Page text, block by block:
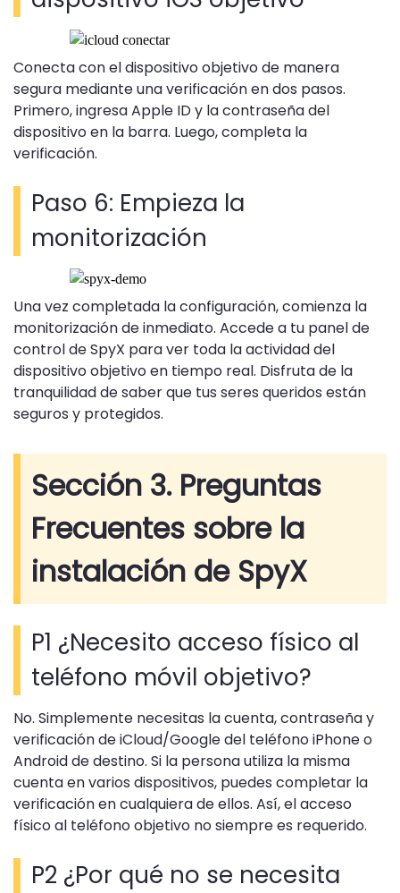
Conecta con el dispositivo objetivo de manera
segura mediante una verificación en dos pasos.
Primero, ingresa Apple ID y la contraseña del
dispositivo en la barra. Luego, completa la
verificación.
Paso 6: Empieza la
monitorización
Una vez completada la configuración, comienza la
monitorización de inmediato. Accede a tu panel de
control de SpyX para ver toda la actividad del
dispositivo objetivo en tiempo real. Disfruta de la
tranquilidad de saber que tus seres queridos están
seguros y protegidos.
Sección 3. Preguntas
Frecuentes sobre la
instalación de SpyX
P1 ¿Necesito acceso físico al
teléfono móvil objetivo?
No. Simplemente necesitas la cuenta, contraseña y
verificación de iCloud/Google del teléfono iPhone o
Android de destino. Si la persona utiliza la misma
cuenta en varios dispositivos, puedes completar la
verificación en cualquiera de ellos. Así, el acceso
físico al teléfono objetivo no siempre es requerido.
P2 ¿Por qué no se necesita